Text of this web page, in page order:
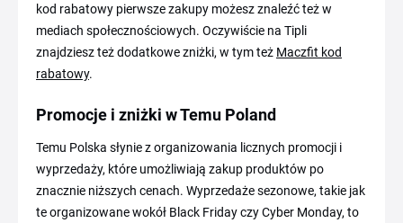
kod rabatowy pierwsze zakupy możesz znaleźć też w
mediach społecznościowych. Oczywiście na Tipli
znajdziesz też dodatkowe zniżki, w tym też Maczfit kod
rabatowy.
Promocje i zniżki w Temu Poland
Temu Polska słynie z organizowania licznych promocji i
wyprzedaży, które umożliwiają zakup produktów po
znacznie niższych cenach. Wyprzedaże sezonowe, takie jak
te organizowane wokół Black Friday czy Cyber Monday, to